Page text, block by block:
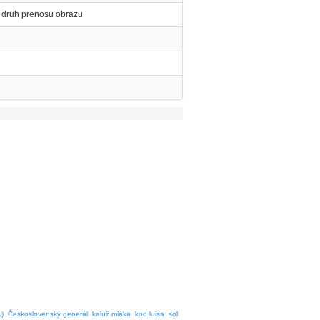
prenosu obrazu
Československý generál kaluž mláka kod luisa sol